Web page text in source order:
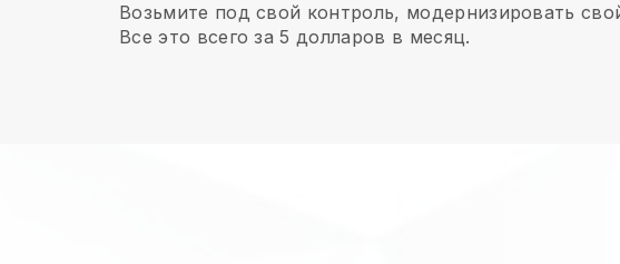
Возьмите под свой контроль, модернизировать
Все это всего за 5 долларов в месяц.